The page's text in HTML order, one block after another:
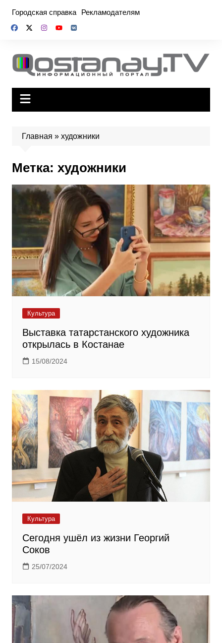
содержимому
Городская справка Рекламодателям
Главная » художники
Метка: художники
Культура
Выставка татарстанского художника
открылась в Костанае
15/08/2024
Культура
Сегодня ушёл из жизни Георгий
Соков
25/07/2024